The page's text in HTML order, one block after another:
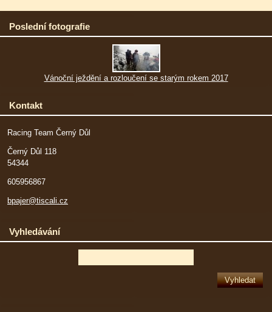
Poslední fotografie
Vánoční ježdění a rozloučení se starým rokem 2017
Kontakt
Racing Team Černý Důl
Černý Důl 118
54344
605956867
bpajer@tiscali.cz
Vyhledávání